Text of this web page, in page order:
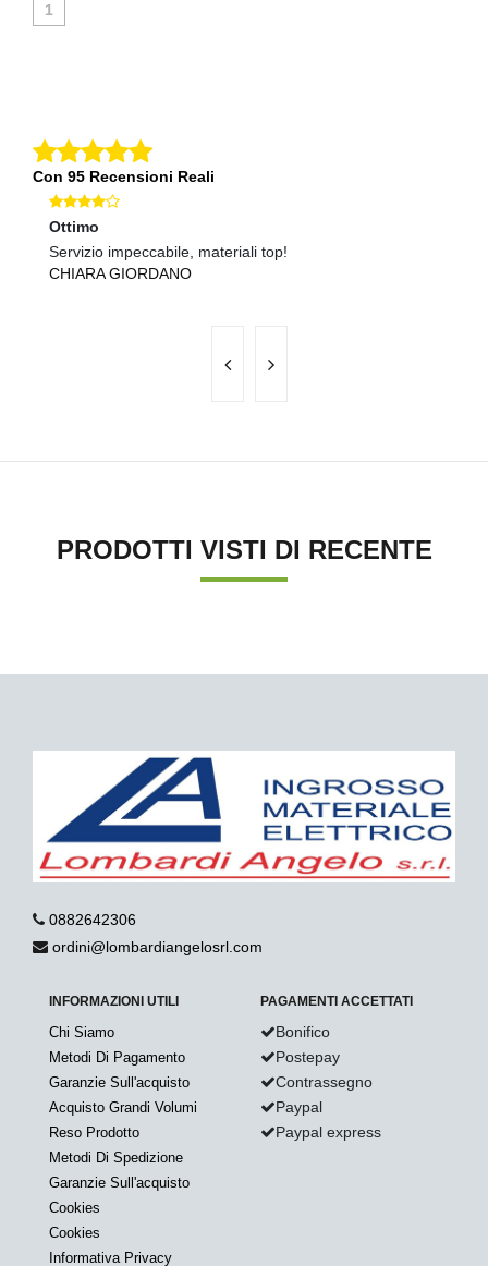
1
Con 95 Recensioni Reali
Ottimo
Servizio impeccabile, materiali top!
CHIARA GIORDANO
PRODOTTI VISTI DI RECENTE
0882642306
ordini@lombardiangelosrl.com
INFORMAZIONI UTILI
Chi Siamo
Metodi Di Pagamento
Garanzie Sull'acquisto
Acquisto Grandi Volumi
Reso Prodotto
Metodi Di Spedizione
Garanzie Sull'acquisto
Cookies
Cookies
Informativa Privacy
PAGAMENTI ACCETTATI
Bonifico
Postepay
Contrassegno
Paypal
Paypal express